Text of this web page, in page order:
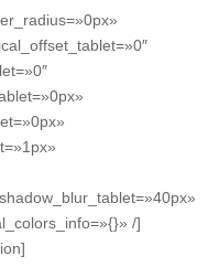
/]